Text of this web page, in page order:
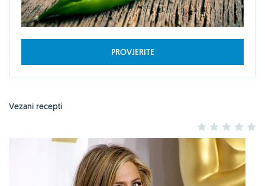
PROVJERITE
Vezani recepti
2 3 4